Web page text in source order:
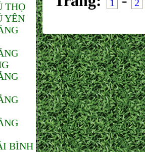
THỌ
YÊN
BÌNH
1 2